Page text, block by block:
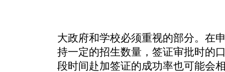
大政府和学校必须重视的部分。在
持一定的招生数量，签证审批时的
段时间赴加签证的成功率也可能会